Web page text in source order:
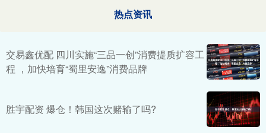
热点资讯
交易鑫优配 四川实施“三品一创”消费提质扩容工
程 ，加快培育“蜀里安逸”消费品牌
胜宇配资 爆仓！韩国这次赌输了吗?